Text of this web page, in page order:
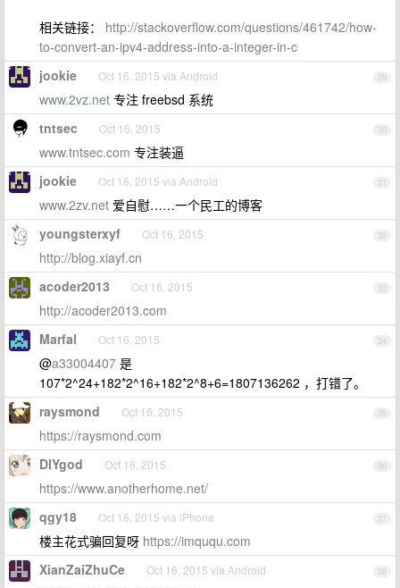
相关链接： http://stackoverflow.com/questions/461742/how-
to-convert-an-ipv4-address-into-a-integer-in-c
29
jookie Oct 16, 2015 via Android
www.2vz.net 专注 freebsd 系统
30
tntsec Oct 16, 2015
www.tntsec.com 专注装逼
31
jookie Oct 16, 2015 via Android
www.2zv.net 爱自慰……一个民工的博客
32
youngsterxyf Oct 16, 2015
http://blog.xiayf.cn
33
acoder2013 Oct 16, 2015
http://acoder2013.com
34
Marfal Oct 16, 2015
@a33004407 是
107*2^24+182*2^16+182*2^8+6=1807136262 ，打错了。
35
raysmond Oct 16, 2015
https://raysmond.com
36
DIYgod Oct 16, 2015
https://www.anotherhome.net/
37
qgy18 Oct 16, 2015 via iPhone
楼主花式骗回复呀 https://imququ.com
38
XianZaiZhuCe Oct 16, 2015 via Android